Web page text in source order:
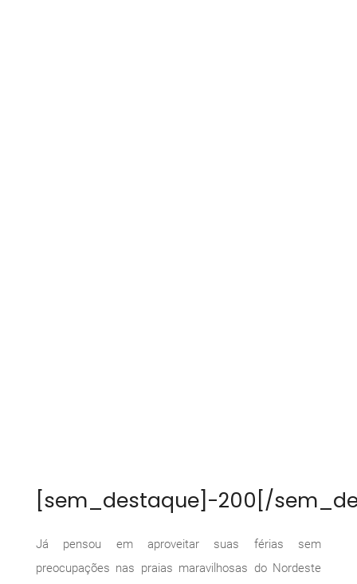
[sem_destaque]-200[/
Já pensou em aproveitar suas férias sem
preocupações nas praias maravilhosas do Nordeste